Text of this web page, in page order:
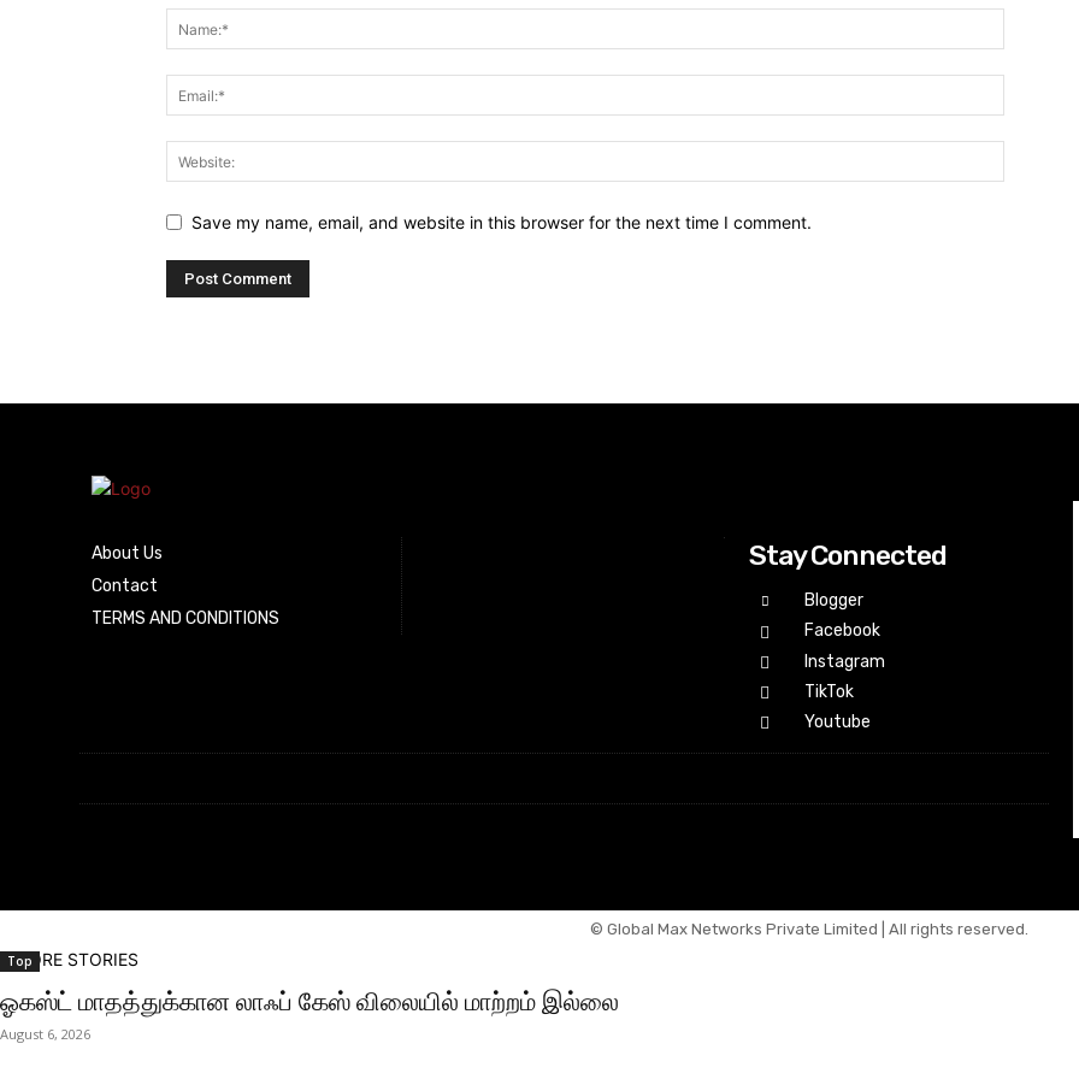
Save my name, email, and website in this browser for the next time I comment.
About Us
Contact
TERMS AND CONDITIONS
Stay Connected
Blogger
Facebook
Instagram
TikTok
Youtube
© Global Max Networks Private Limited | All rights reserved.
MORE STORIES
Top
ஓகஸ்ட் மாதத்துக்கான லாஃப் கேஸ் விலையில் மாற்றம் இல்லை
August 6, 2026